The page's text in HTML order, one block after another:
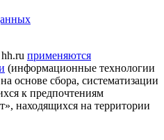
применяются
(информационные технологии
основе сбора, систематизации
к предпочтениям
находящихся на территории